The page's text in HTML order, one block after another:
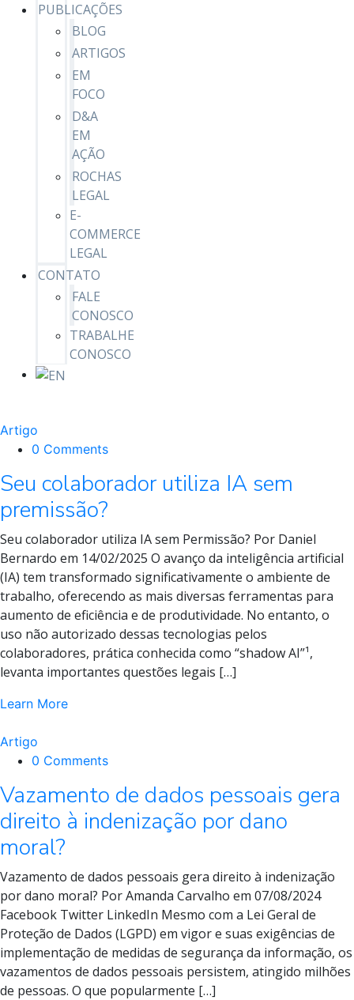
PUBLICAÇÕES
BLOG
ARTIGOS
EM
FOCO
D&A
EM
AÇÃO
ROCHAS
LEGAL
E-
COMMERCE
LEGAL
CONTATO
FALE
CONOSCO
TRABALHE
CONOSCO
Artigo
0 Comments
Seu colaborador utiliza IA sem
premissão?
Seu colaborador utiliza IA sem Permissão? Por Daniel
Bernardo em 14/02/2025 O avanço da inteligência artificial
(IA) tem transformado significativamente o ambiente de
trabalho, oferecendo as mais diversas ferramentas para
aumento de eficiência e de produtividade. No entanto, o
uso não autorizado dessas tecnologias pelos
colaboradores, prática conhecida como “shadow AI”¹,
levanta importantes questões legais […]
Learn More
Artigo
0 Comments
Vazamento de dados pessoais gera
direito à indenização por dano
moral?
Vazamento de dados pessoais gera direito à indenização
por dano moral? Por Amanda Carvalho em 07/08/2024
Facebook Twitter LinkedIn Mesmo com a Lei Geral de
Proteção de Dados (LGPD) em vigor e suas exigências de
implementação de medidas de segurança da informação, os
vazamentos de dados pessoais persistem, atingido milhões
de pessoas. O que popularmente […]